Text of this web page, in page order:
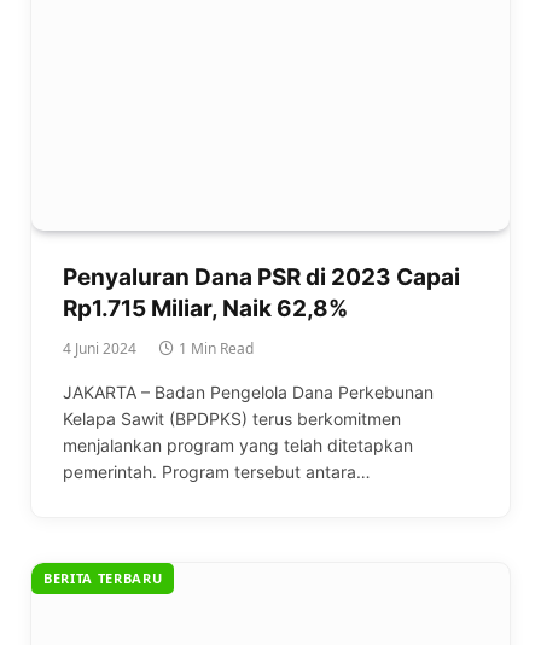
Penyaluran Dana PSR di 2023 Capai
Rp1.715 Miliar, Naik 62,8%
4 Juni 2024 1 Min Read
JAKARTA – Badan Pengelola Dana Perkebunan
Kelapa Sawit (BPDPKS) terus berkomitmen
menjalankan program yang telah ditetapkan
pemerintah. Program tersebut antara…
BERITA TERBARU